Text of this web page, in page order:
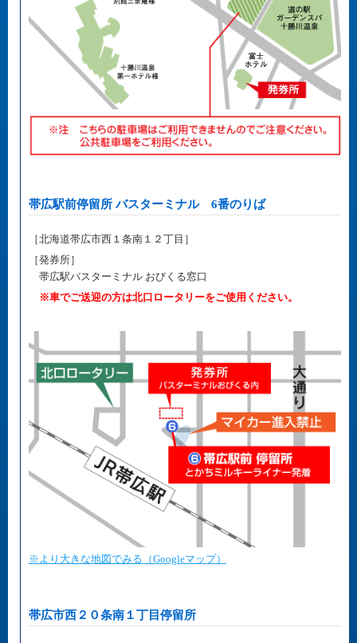
帯広駅前停留所 バスターミナル 6番のりば
［北海道帯広市西１条南１２丁目］
［発券所］
帯広駅バスターミナル おびくる窓口
※車でご送迎の方は北口ロータリーをご使用ください。
※より大きな地図でみる（Googleマップ）
帯広市西２０条南１丁目停留所